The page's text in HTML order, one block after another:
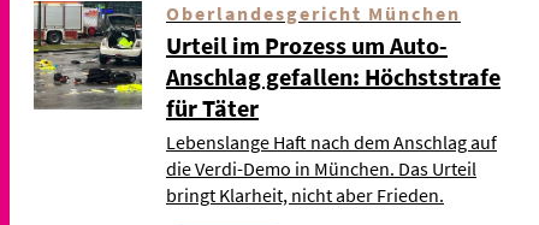
Oberlandesgericht München
Urteil im Prozess um Auto-
Anschlag gefallen: Höchststrafe
für Täter
Lebenslange Haft nach dem Anschlag auf
die Verdi-Demo in München. Das Urteil
bringt Klarheit, nicht aber Frieden.